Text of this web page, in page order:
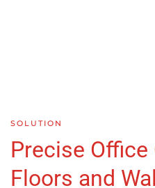
SOLUTION
Precise
Floors and